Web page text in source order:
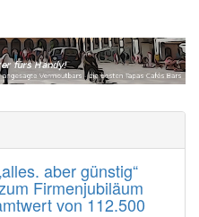
aber günstig“
Firmenjubiläum
von 112.500